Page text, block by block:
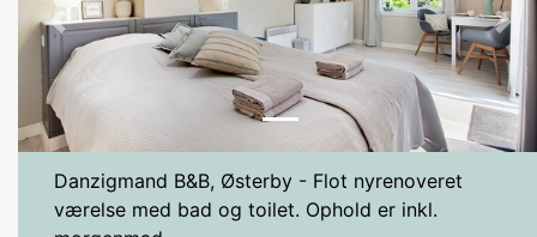
Previous
Danzigmand B&B, Østerby - Flot nyrenoveret
værelse med bad og toilet. Ophold er inkl.